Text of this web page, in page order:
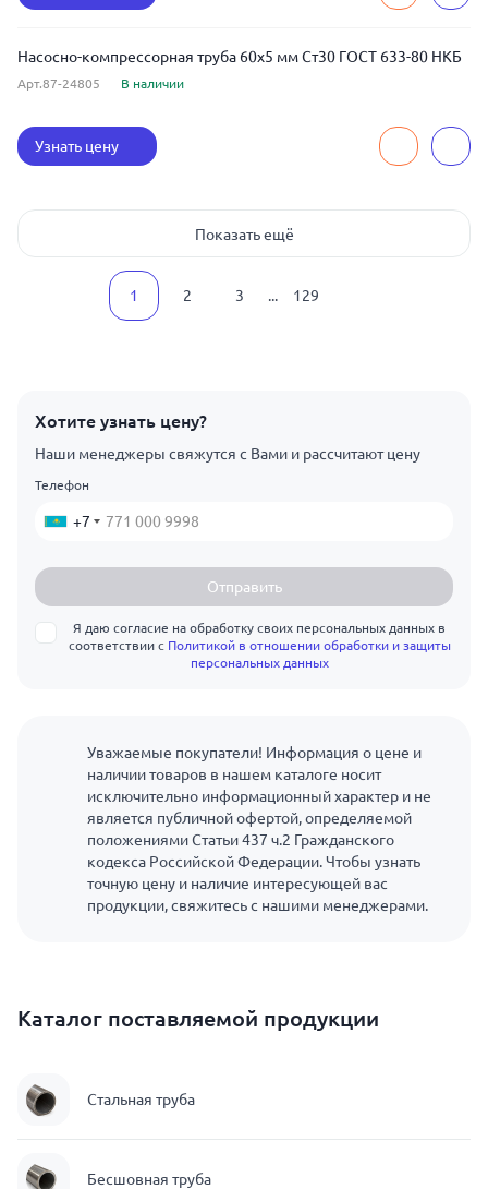
Насосно-компрессорная труба 60x5 мм Ст30 ГОСТ 633-80 НКБ
Арт.87-24805 В наличии
Узнать цену
Показать ещё
1 2 3 ... 129
Хотите узнать цену?
Наши менеджеры свяжутся с Вами и рассчитают цену
Телефон
+7
Отправить
Я даю согласие на обработку своих персональных данных в
соответствии с Политикой в отношении обработки и защиты
персональных данных
Уважаемые покупатели! Информация о цене и
наличии товаров в нашем каталоге носит
исключительно информационный характер и не
является публичной офертой, определяемой
положениями Статьи 437 ч.2 Гражданского
кодекса Российской Федерации. Чтобы узнать
точную цену и наличие интересующей вас
продукции, свяжитесь с нашими менеджерами.
Каталог поставляемой продукции
Стальная труба
Бесшовная труба